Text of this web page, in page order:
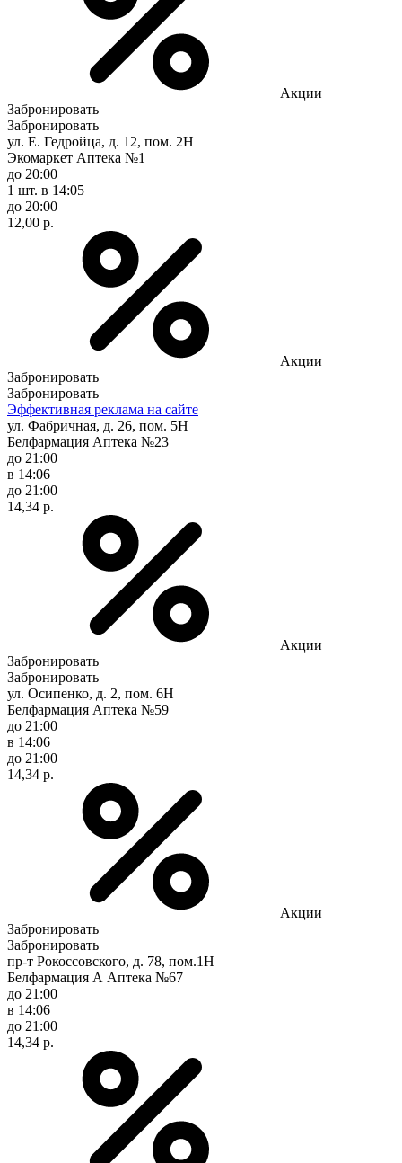
Акции
Забронировать
Забронировать
ул. Е. Гедройца, д. 12, пом. 2Н
Экомаркет Аптека №1
до 20:00
1 шт. в 14:05
до 20:00
12,00 р.
Акции
Забронировать
Забронировать
Эффективная реклама на сайте
ул. Фабричная, д. 26, пом. 5Н
Белфармация Аптека №23
до 21:00
в 14:06
до 21:00
14,34 р.
Акции
Забронировать
Забронировать
ул. Осипенко, д. 2, пом. 6Н
Белфармация Аптека №59
до 21:00
в 14:06
до 21:00
14,34 р.
Акции
Забронировать
Забронировать
пр-т Рокоссовского, д. 78, пом.1Н
Белфармация А Аптека №67
до 21:00
в 14:06
до 21:00
14,34 р.